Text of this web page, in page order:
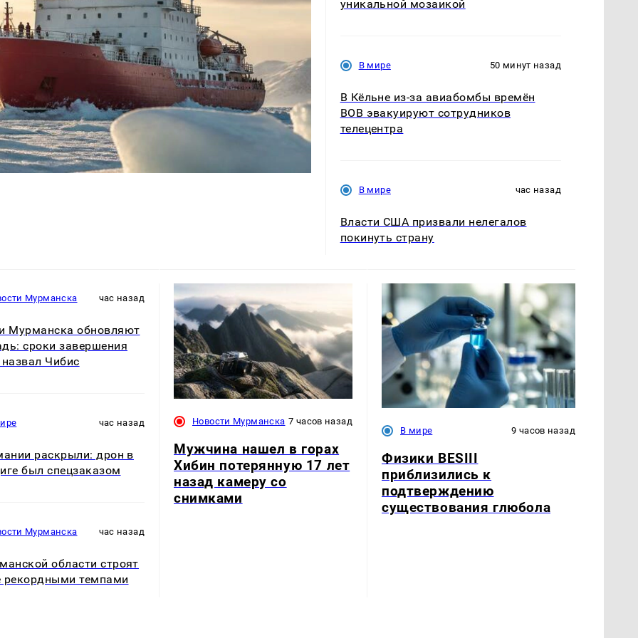
уникальной мозаикой
В мире 50 минут назад
В Кёльне из-за авиабомбы времён
ВОВ эвакуируют сотрудников
телецентра
В мире час назад
Власти США призвали нелегалов
покинуть страну
Мурманска час назад
Мурманска обновляют
сроки завершения
Чибис
час назад
раскрыли: дрон в
был спецзаказом
Мурманска час назад
области строят
рекордными темпами
Новости Мурманска 7 часов назад
Мужчина нашел в горах
Хибин потерянную 17 лет
назад камеру со
снимками
В мире 9 часов назад
Физики BESIII
приблизились к
подтверждению
существования глюбола